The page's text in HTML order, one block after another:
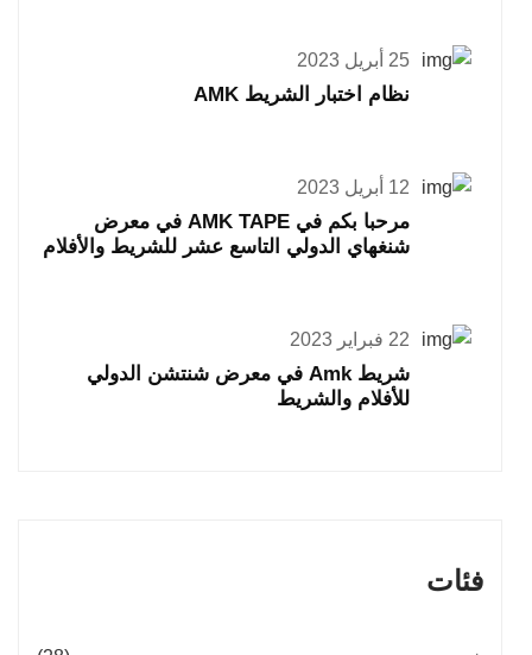
25 أبريل 2023
نظام اختبار الشريط AMK
12 أبريل 2023
مرحبا بكم في AMK TAPE في معرض
شنغهاي الدولي التاسع عشر للشريط والأفلام
22 فبراير 2023
شريط Amk في معرض شنتشن الدولي
للأفلام والشريط
فئات